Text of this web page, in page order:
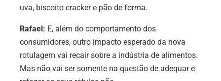
uva, biscoito cracker e pão de forma.
Rafael: E, além do comportamento dos
consumidores, outro impacto esperado da nova
rotulagem vai recair sobre a indústria de alimentos.
Mas não vai ser somente na questão de adequar e